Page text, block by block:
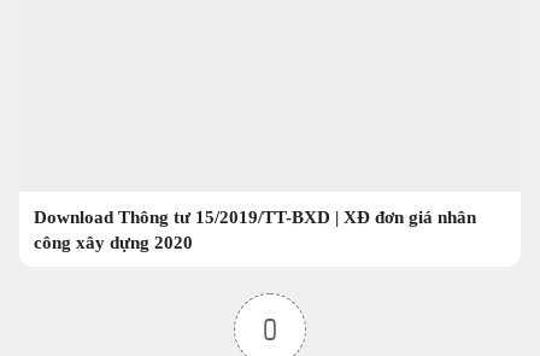
Download Thông tư 15/2019/TT-BXD | XĐ đơn giá nhân
công xây dựng 2020
0